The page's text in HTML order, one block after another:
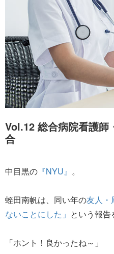
Vol.12 総合病院看護師
合
中目黒の 『NYU』 。
蛭田南帆は、同い年の友人・
ないことにした」 という報告
「ホント！良かったね～」